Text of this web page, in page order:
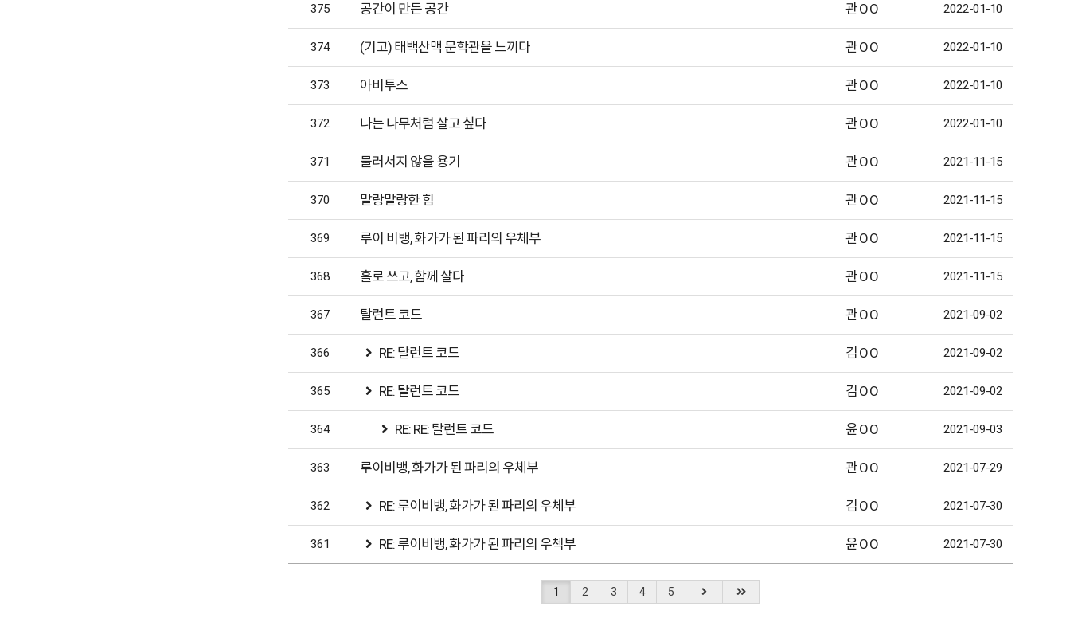
375 공간이 만든 공간 관OO 2022-01-10
374 (기고) 태백산맥 문학관을 느끼다 관OO 2022-01-10
373 아비투스 관OO 2022-01-10
372 나는 나무처럼 살고 싶다 관OO 2022-01-10
371 물러서지 않을 용기 관OO 2021-11-15
370 말랑말랑한 힘 관OO 2021-11-15
369 루이 비뱅, 화가가 된 파리의 우체부 관OO 2021-11-15
368 홀로 쓰고, 함께 살다 관OO 2021-11-15
367 탈런트 코드 관OO 2021-09-02
366 RE: 탈런트 코드 김OO 2021-09-02
365 RE: 탈런트 코드 김OO 2021-09-02
364 RE: RE: 탈런트 코드 윤OO 2021-09-03
363 루이비뱅, 화가가 된 파리의 우체부 관OO 2021-07-29
362 RE: 루이비뱅, 화가가 된 파리의 우체부 김OO 2021-07-30
361 RE: 루이비뱅, 화가가 된 파리의 우첵부 윤OO 2021-07-30
1 2 3 4 5